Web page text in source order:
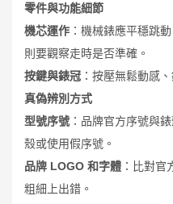
零件與功能細節
機芯運作 ：機械錶應平穩跳
則要觀察走時是否準確。
按鍵與錶冠 ：按壓無鬆動感
真偽辨別方式
型號序號 ：品牌官方序號與
殼或使用假序號。
品牌 LOGO 和字體 ：比對官
粗細上出錯。